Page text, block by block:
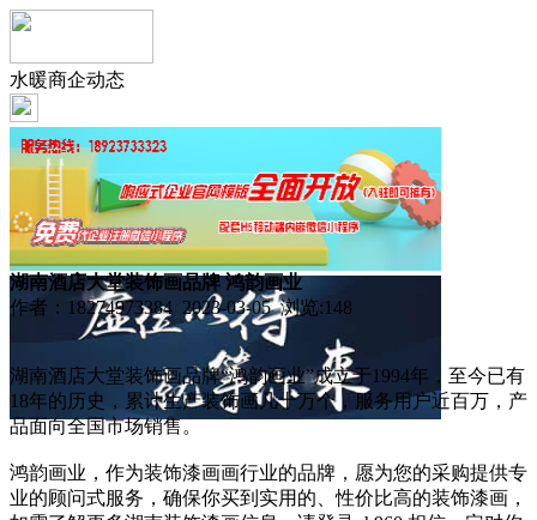
水暖商企动态
湖南酒店大堂装饰画品牌 鸿韵画业
作者：18274973384 2023-03-05 浏览:148
湖南酒店大堂装饰画品牌“鸿韵画业”成立于1994年，至今已有
18年的历史，累计生产装饰画几十万个，服务用户近百万，产
品面向全国市场销售。
鸿韵画业，作为装饰漆画画行业的品牌，愿为您的采购提供专
业的顾问式服务，确保你买到实用的、性价比高的装饰漆画，